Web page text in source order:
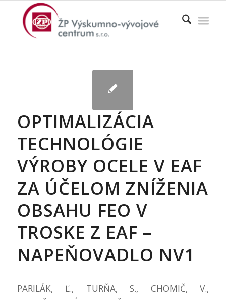
OPTIMALIZÁCIA
TECHNOLÓGIE
VÝROBY OCELE V EAF
ZA ÚČELOM ZNÍŽENIA
OBSAHU FEO V
TROSKE Z EAF –
NAPEŇOVADLO NV1
PARILÁK, Ľ., TURŇA, S., CHOMIČ, V.,